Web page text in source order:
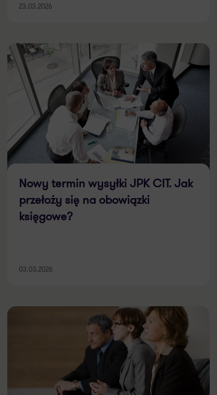
23.03.2026
Nowy termin wysyłki JPK CIT. Jak
przełoży się na obowiązki
księgowe?
03.03.2026